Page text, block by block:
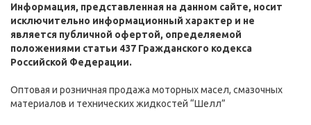
Информация, представленная на данном сайте, носит
исключительно информационный характер и не
является публичной офертой, определяемой
положениями статьи 437 Гражданского кодекса
Российской Федерации.
Оптовая и розничная продажа моторных масел, смазочных
материалов и технических жидкостей “Шелл”